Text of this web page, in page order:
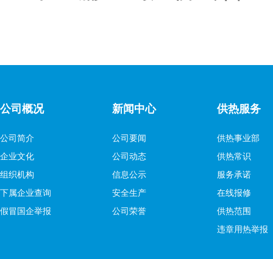
公司概况
公司简介
企业文化
组织机构
下属企业查询
假冒国企举报
新闻中心
公司要闻
公司动态
信息公示
安全生产
公司荣誉
供热服务
供热事业部
供热常识
服务承诺
在线报修
供热范围
违章用热举报